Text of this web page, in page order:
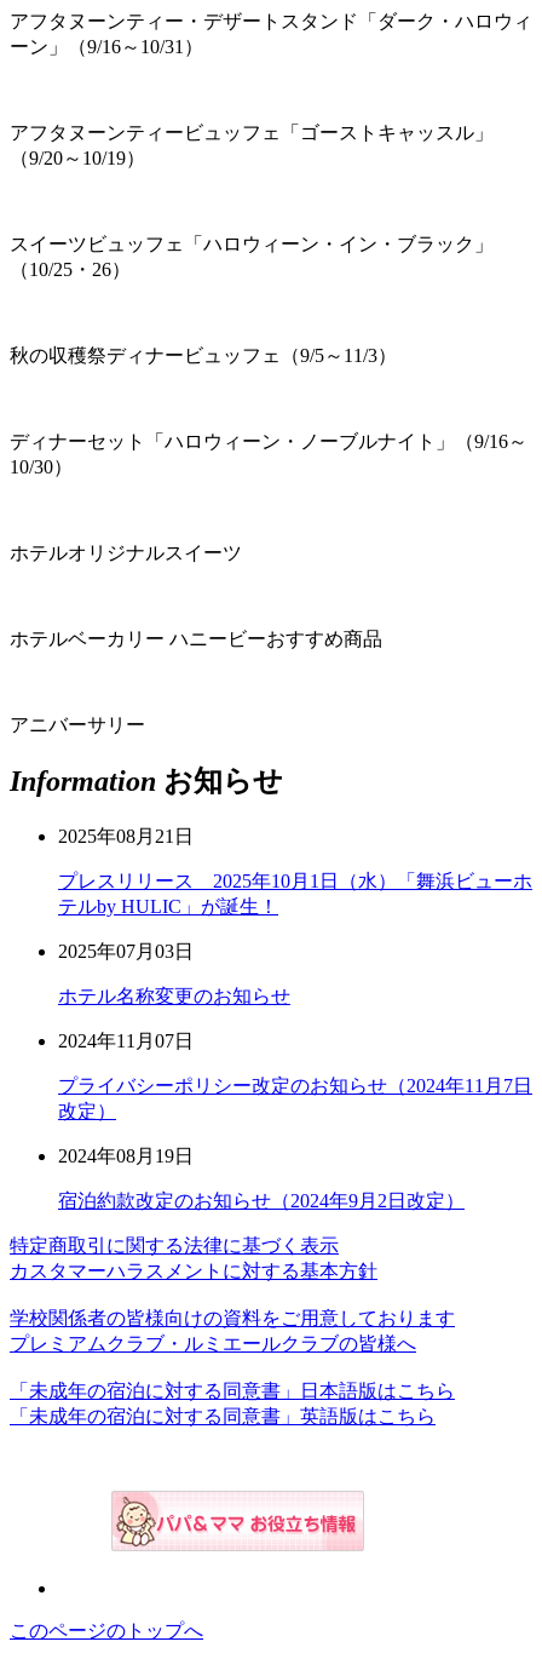
アフタヌーンティー・デザートスタンド「ダーク・ハロウィ
ーン」（9/16～10/31）
アフタヌーンティービュッフェ「ゴーストキャッスル」
（9/20～10/19）
スイーツビュッフェ「ハロウィーン・イン・ブラック」
（10/25・26）
秋の収穫祭ディナービュッフェ（9/5～11/3）
ディナーセット「ハロウィーン・ノーブルナイト」（9/16～
10/30）
ホテルオリジナルスイーツ
ホテルベーカリー ハニービーおすすめ商品
アニバーサリー
Information お知らせ
2025年08月21日
プレスリリース 2025年10月1日（水）「舞浜ビューホ
テルby HULIC」が誕生！
2025年07月03日
ホテル名称変更のお知らせ
2024年11月07日
プライバシーポリシー改定のお知らせ（2024年11月7日
改定）
2024年08月19日
宿泊約款改定のお知らせ（2024年9月2日改定）
特定商取引に関する法律に基づく表示
カスタマーハラスメントに対する基本方針
学校関係者の皆様向けの資料をご用意しております
プレミアムクラブ・ルミエールクラブの皆様へ
「未成年の宿泊に対する同意書」日本語版はこちら
「未成年の宿泊に対する同意書」英語版はこちら
このページのトップへ